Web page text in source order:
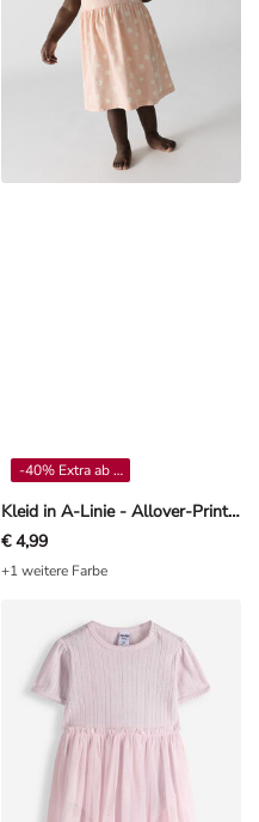
Kleid in A-Linie - Allover-Print - Orange
-40% Extra ab 4**
€ 4,99
+1 weitere Farbe